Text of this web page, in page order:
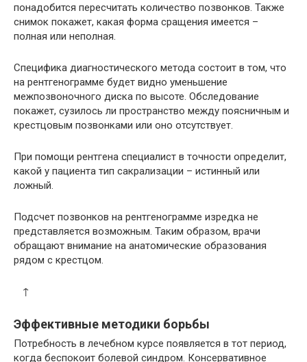
понадобится пересчитать количество позвонков. Также
снимок покажет, какая форма сращения имеется –
полная или неполная.
Специфика диагностического метода состоит в том, что
на рентгенограмме будет видно уменьшение
межпозвоночного диска по высоте. Обследование
покажет, сузилось ли пространство между поясничным и
крестцовым позвонками или оно отсутствует.
При помощи рентгена специалист в точности определит,
какой у пациента тип сакрализации – истинный или
ложный.
Подсчет позвонков на рентгенограмме изредка не
представляется возможным. Таким образом, врачи
обращают внимание на анатомические образования
рядом с крестцом.
↑
Эффективные методики борьбы
Потребность в лечебном курсе появляется в тот период,
когда беспокоит болевой синдром. Консервативное